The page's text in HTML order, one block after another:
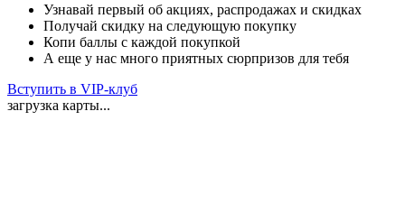
Узнавай первый об акциях, распродажах и скидках
Получай скидку на следующую покупку
Копи баллы с каждой покупкой
А еще у нас много приятных сюрпризов для тебя
Вступить в VIP-клуб
загрузка карты...